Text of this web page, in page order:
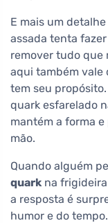
E mais um
assada tenta
remover tudo que
aqui também vale
tem seu
quark esfarelado
mantém a forma
mão.
Quando alguém
quark na
a resposta é
humor e do